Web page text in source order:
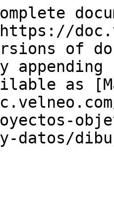
of
as
datos/